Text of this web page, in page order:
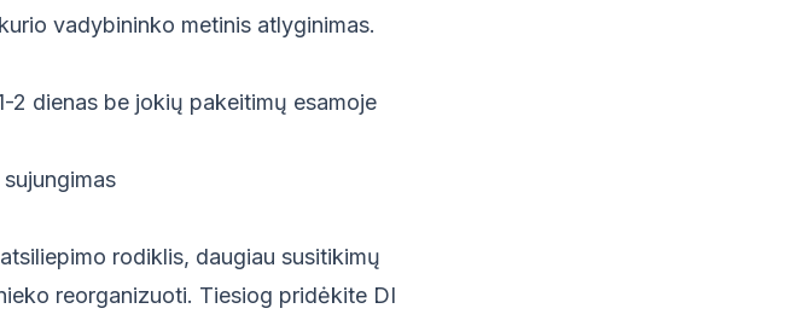
vadybininko metinis atlyginimas.
2 dienas be jokių pakeitimų esamoje
rodiklis, daugiau susitikimų
reorganizuoti. Tiesiog pridėkite DI